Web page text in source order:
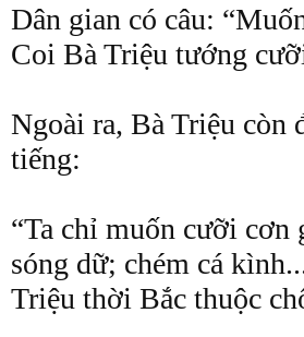
Dân gian có câu:
Coi Bà Triệu tướng
Ngoài ra, Bà Triệu còn
tiếng:
“Ta chỉ muốn cưỡi cơn
sóng dữ; chém cá
Triệu thời Bắc thuộc